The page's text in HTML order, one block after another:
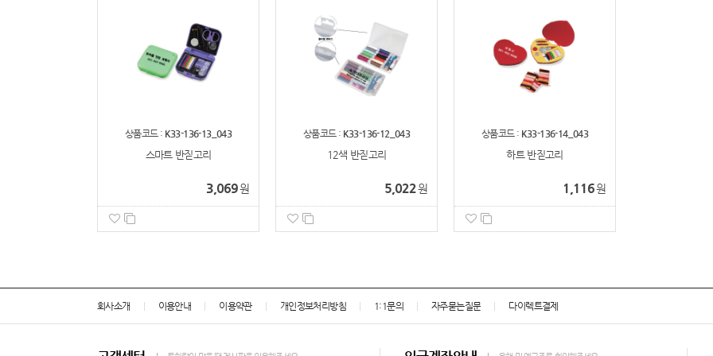
상품코드 : K33-136-13_043
스마트 반짇고리
3,069원
상품코드 : K33-136-12_043
12색 반짇고리
5,022원
상품코드 : K33-136-14_043
하트 반짇고리
1,116원
회사소개 이용안내 이용약관 개인정보처리방침 1:1문의 자주묻는질문 다이렉트결제